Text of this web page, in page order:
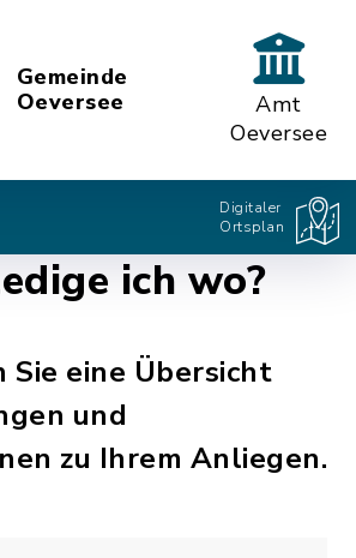
Gemeinde
Oeversee
Amt
Oeversee
Digitaler
Ortsplan
ich wo?
Sie eine Übersicht
und
zu Ihrem Anliegen.